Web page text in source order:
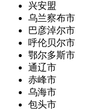
兴安盟
乌兰察布市
巴彦淖尔市
呼伦贝尔市
鄂尔多斯市
通辽市
赤峰市
乌海市
包头市